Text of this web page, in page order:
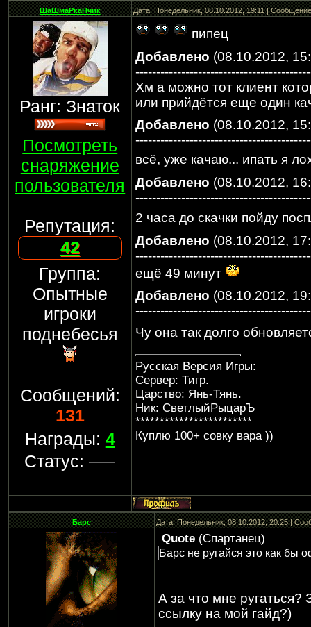
ШаШмаРкаНчик Дата: Понедельник, 08.10.2012, 19:11 |
Ранг: Знаток
Посмотреть
снаряжение
пользователя
Репутация:
42
Группа:
Опытные
игроки
поднебесья
Сообщений:
131
Награды: 4
Статус:
пипец
Добавлено (08.10.2012,
Хм а можно тот клиент
или прийдётся еще один
Добавлено (08.10.2012,
всё, уже качаю... ипать я
Добавлено (08.10.2012,
2 часа до скачки пойду
Добавлено (08.10.2012,
ещё 49 минут
Добавлено (08.10.2012,
Чу она так долго
Русская Версия Игры:
Сервер: Тигр.
Царство: Янь-Тянь.
Ник: СветлыйРыцарЪ
************************
Куплю 100+ совку вара ))
Барс Дата: Понедельник, 08.10.2012, 20:25 |
Quote(Спартанец)
Барс не ругайся это как бы
А за что мне
ссылку на мой гайд?)